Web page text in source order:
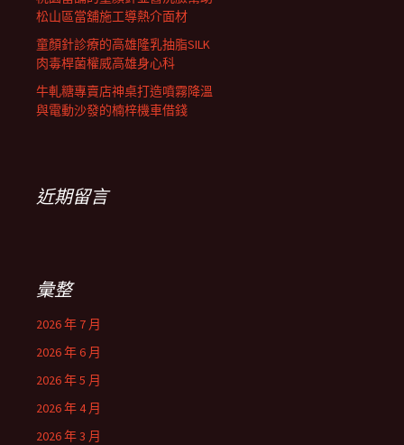
松山區當舖施工導熱介面材
童顏針診療的高雄隆乳抽脂SILK
肉毒桿菌權威高雄身心科
牛軋糖專賣店神桌打造噴霧降溫
與電動沙發的楠梓機車借錢
近期留言
彙整
2026 年 7 月
2026 年 6 月
2026 年 5 月
2026 年 4 月
2026 年 3 月